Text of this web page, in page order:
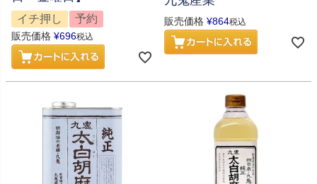
イチ押し 予約
販売価格 ¥696税込
販売価格 ¥864税込